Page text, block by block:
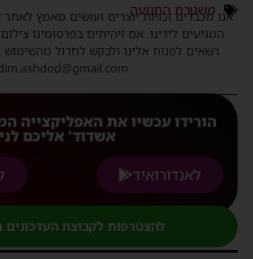
משטרת התנועה
אנו מכבדים זכויות יוצרים ועושים מאמץ לאתר
המגיעים לידינו. אם זיהיתים בפרסומינו
רשאים לפנות אלינו ולבקש לחדול
הורידו עכשיו את האפליקצייה
אשדוד' אליכם
לאנדורואיד
להצטרפות לקבוצת העדכונים